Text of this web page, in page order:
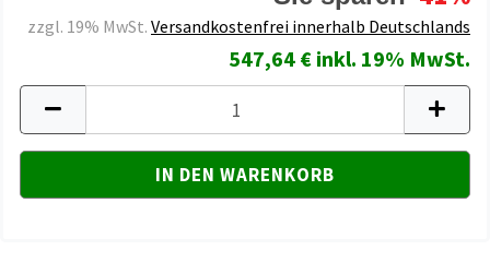
zzgl. 19% MwSt. Versandkostenfrei innerhalb Deutschlands
547,64 € inkl. 19% MwSt.